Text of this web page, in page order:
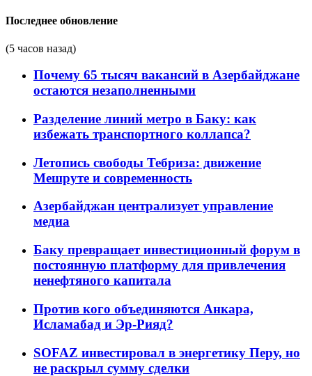
Последнее обновление
(5 часов назад)
Почему 65 тысяч вакансий в Азербайджане
остаются незаполненными
Разделение линий метро в Баку: как
избежать транспортного коллапса?
Летопись свободы Тебриза: движение
Мешруте и современность
Азербайджан централизует управление
медиа
Баку превращает инвестиционный форум в
постоянную платформу для привлечения
ненефтяного капитала
Против кого объединяются Анкара,
Исламабад и Эр-Рияд?
SOFAZ инвестировал в энергетику Перу, но
не раскрыл сумму сделки